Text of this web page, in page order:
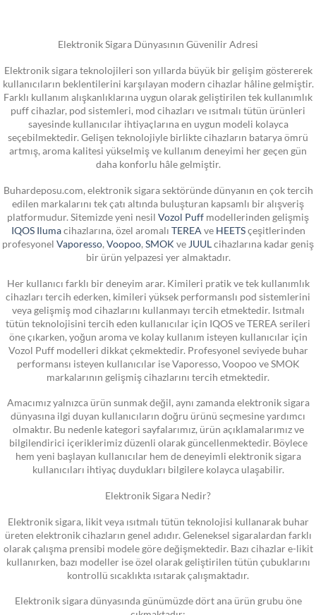
Elektronik Sigara Dünyasının Güvenilir Adresi
Elektronik sigara teknolojileri son yıllarda büyük bir gelişim göstererek
kullanıcıların beklentilerini karşılayan modern cihazlar hâline gelmiştir.
Farklı kullanım alışkanlıklarına uygun olarak geliştirilen tek kullanımlık
puff cihazlar, pod sistemleri, mod cihazları ve ısıtmalı tütün ürünleri
sayesinde kullanıcılar ihtiyaçlarına en uygun modeli kolayca
seçebilmektedir. Gelişen teknolojiyle birlikte cihazların batarya ömrü
artmış, aroma kalitesi yükselmiş ve kullanım deneyimi her geçen gün
daha konforlu hâle gelmiştir.
Buhardeposu.com, elektronik sigara sektöründe dünyanın en çok tercih
edilen markalarını tek çatı altında buluşturan kapsamlı bir alışveriş
platformudur. Sitemizde yeni nesil Vozol Puff modellerinden gelişmiş
IQOS Ilumacihazlarına, özel aromalı TEREA ve HEETSçeşitlerinden
profesyonel Vaporesso Voopoo SMOK ve JUUL cihazlarına kadar geniş
bir ürün yelpazesi yer almaktadır.
Her kullanıcı farklı bir deneyim arar. Kimileri pratik ve tek kullanımlık
cihazları tercih ederken, kimileri yüksek performanslı pod sistemlerini
veya gelişmiş mod cihazlarını kullanmayı tercih etmektedir. Isıtmalı
tütün teknolojisini tercih eden kullanıcılar için IQOS ve TEREA serileri
öne çıkarken, yoğun aroma ve kolay kullanım isteyen kullanıcılar için
Vozol Puff modelleri dikkat çekmektedir. Profesyonel seviyede buhar
performansı isteyen kullanıcılar ise Vaporesso, Voopoo ve SMOK
markalarının gelişmiş cihazlarını tercih etmektedir.
Amacımız yalnızca ürün sunmak değil, aynı zamanda elektronik sigara
dünyasına ilgi duyan kullanıcıların doğru ürünü seçmesine yardımcı
olmaktır. Bu nedenle kategori sayfalarımız, ürün açıklamalarımız ve
bilgilendirici içeriklerimiz düzenli olarak güncellenmektedir. Böylece
hem yeni başlayan kullanıcılar hem de deneyimli elektronik sigara
kullanıcıları ihtiyaç duydukları bilgilere kolayca ulaşabilir.
Elektronik Sigara Nedir?
Elektronik sigara, likit veya ısıtmalı tütün teknolojisi kullanarak buhar
üreten elektronik cihazların genel adıdır. Geleneksel sigaralardan farklı
olarak çalışma prensibi modele göre değişmektedir. Bazı cihazlar e-likit
kullanırken, bazı modeller ise özel olarak geliştirilen tütün çubuklarını
kontrollü sıcaklıkta ısıtarak çalışmaktadır.
Elektronik sigara dünyasında günümüzde dört ana ürün grubu öne